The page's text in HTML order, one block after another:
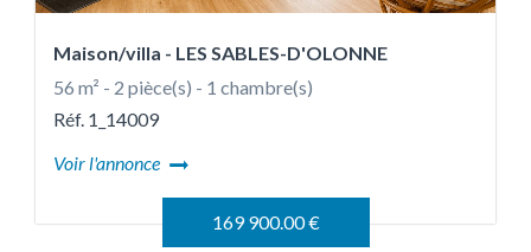
Maison/villa - LES SABLES-D'OLONNE
56 m² - 2 pièce(s) - 1 chambre(s)
Réf. 1_14009
Voir l'annonce
169 900.00 €